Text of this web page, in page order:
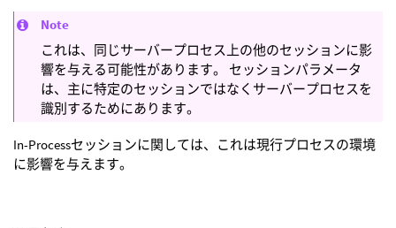
Note
これは、同じサーバープロセス上の他のセッションに影
響を与える可能性があります。 セッションパラメータ
は、主に特定のセッションではなくサーバープロセスを
識別するためにあります。
In-Processセッションに関しては、これは現行プロセスの環境
に影響を与えます。